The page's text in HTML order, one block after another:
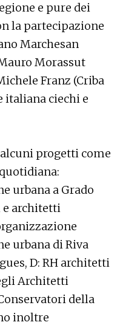
e pure dei
la partecipazione
Marchesan
Morassut
Franz (Criba
italiana ciechi e
progetti come
urbana a Grado
e architetti
urbana di Riva
D: RH architetti
Architetti
della
inoltre